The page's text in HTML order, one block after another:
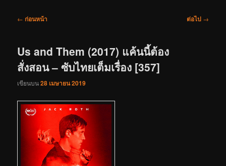
เมนู
← ก่อนหน้า ต่อไป →
Us and Them (2017) แค้นนี้ต้อง
สั่งสอน – ซับไทยเต็มเรื่อง [357]
เขียนบน28 เมษายน 2019